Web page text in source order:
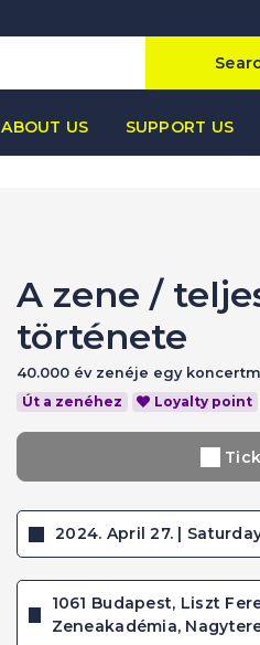
ABOUT US SUPPORT US
A zene /
története
40.000 év zenéje egy
Út a zenéhez
Loyalty point
2024. April 27. |
1061 Budapest, Liszt
Zeneakadémia,